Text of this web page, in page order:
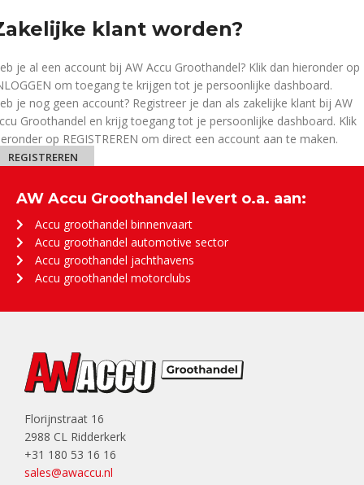
klant worden?
je al een account bij AW Accu Groothandel? Klik dan hieronder op
om toegang te krijgen tot je persoonlijke dashboard.
je nog geen account? Registreer je dan als zakelijke klant bij AW
Groothandel en krijg toegang tot je persoonlijke dashboard. Klik
op REGISTREREN om direct een account aan te maken.
REGISTREREN
AW Accu Groothandel levert o.a. aan:
Accu groothandel binnenvaart
Accu groothandel automotive sector
Accu groothandel jachthavens
Accu groothandel motorclubs
Florijnstraat 16
2988 CL Ridderkerk
+31 180 53 16 16
sales@awaccu.nl